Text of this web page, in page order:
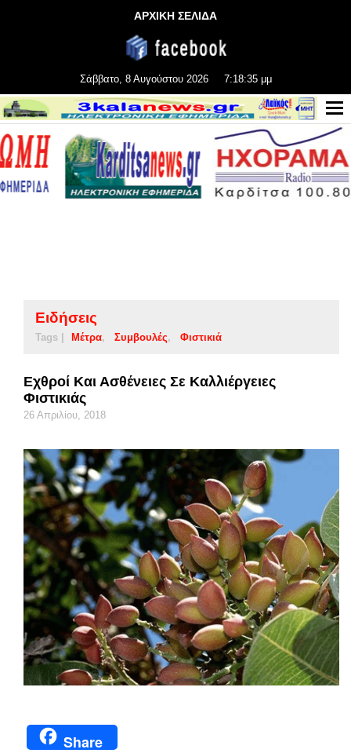
ΑΡΧΙΚΗ ΣΕΛΙΔΑ
Σάββατο, 8 Αυγούστου 2026 7:18:36 μμ
Ειδήσεις
Tags | Μέτρα Συμβουλές Φιστικιά
Εχθροί Και Ασθένειες Σε Καλλιέργειες
Φιστικιάς
26 Απριλίου, 2018
Share